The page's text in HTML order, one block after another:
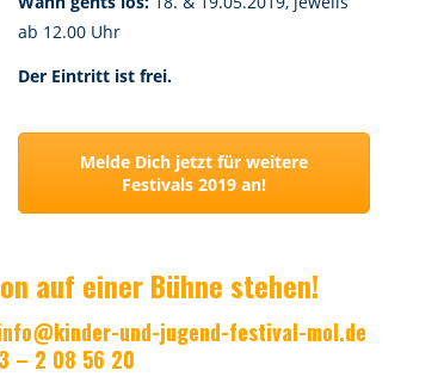
ab 12.00 Uhr
Der Eintritt ist frei.
Melde Dich jetzt für weitere
Festivals 2019 an!
auf einer Bühne stehen!
und-jugend-festival-mol.de
– 2 08 56 20